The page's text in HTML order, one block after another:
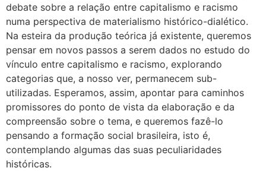
debate sobre a relação entre capitalismo e racismo
numa perspectiva de materialismo histórico-dialético.
Na esteira da produção teórica já existente, queremos
pensar em novos passos a serem dados no estudo do
vínculo entre capitalismo e racismo, explorando
categorias que, a nosso ver, permanecem sub-
utilizadas. Esperamos, assim, apontar para caminhos
promissores do ponto de vista da elaboração e da
compreensão sobre o tema, e queremos fazê-lo
pensando a formação social brasileira, isto é,
contemplando algumas das suas peculiaridades
históricas.